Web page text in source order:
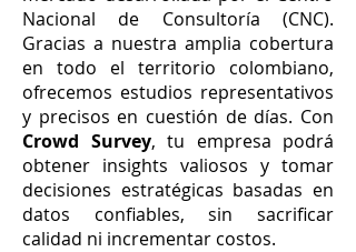
Nacional de Consultoría (CNC).
Gracias a nuestra amplia cobertura
en todo el territorio colombiano,
ofrecemos estudios representativos
y precisos en cuestión de días. Con
Crowd Survey, tu empresa podrá
obtener insights valiosos y tomar
decisiones estratégicas basadas en
datos confiables, sin sacrificar
calidad ni incrementar costos.